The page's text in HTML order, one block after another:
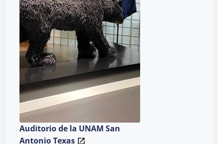
Auditorio de la UNAM San
Antonio Texas